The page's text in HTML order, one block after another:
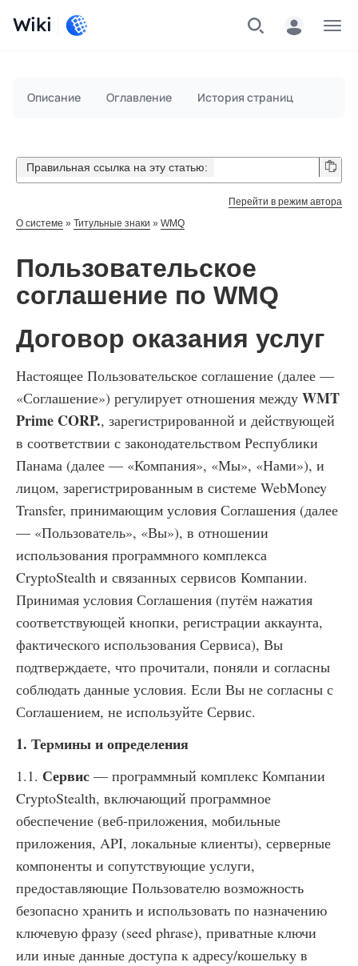
Wiki
Описание Оглавление История страниц
Правильная ссылка на эту статью:
Перейти в режим автора
О системе » Титульные знаки » WMQ
Пользовательское
соглашение по WMQ
Договор оказания услуг
Настоящее Пользовательское соглашение (далее —
«Соглашение») регулирует отношения между WMT
Prime CORP., зарегистрированной и действующей
в соответствии с законодательством Республики
Панама (далее — «Компания», «Мы», «Нами»), и
лицом, зарегистрированным в системе WebMoney
Transfer, принимающим условия Соглашения (далее
— «Пользователь», «Вы»), в отношении
использования программного комплекса
CryptoStealth и связанных сервисов Компании.
Принимая условия Соглашения (путём нажатия
соответствующей кнопки, регистрации аккаунта,
фактического использования Сервиса), Вы
подтверждаете, что прочитали, поняли и согласны
соблюдать данные условия. Если Вы не согласны с
Соглашением, не используйте Сервис.
1. Термины и определения
1.1. Сервис — программный комплекс Компании
CryptoStealth, включающий программное
обеспечение (веб-приложения, мобильные
приложения, API, локальные клиенты), серверные
компоненты и сопутствующие услуги,
предоставляющие Пользователю возможность
безопасно хранить и использовать по назначению
ключевую фразу (seed phrase), приватные ключи
или иные данные доступа к адресу/кошельку в